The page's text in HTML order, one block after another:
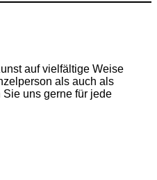
auf vielfältige Weise
als auch als
uns gerne für jede